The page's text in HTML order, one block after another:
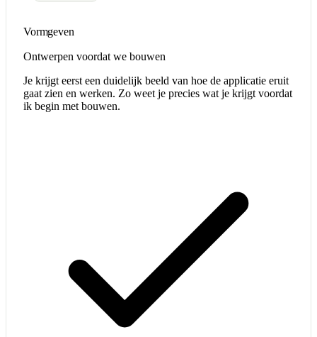
Vormgeven
Ontwerpen voordat we bouwen
Je krijgt eerst een duidelijk beeld van hoe de applicatie eruit
gaat zien en werken. Zo weet je precies wat je krijgt voordat
ik begin met bouwen.